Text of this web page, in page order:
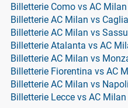
Billetterie Como vs AC Milan
Billetterie AC Milan vs
Billetterie AC Milan vs
Billetterie Atalanta vs AC
Billetterie AC Milan vs
Billetterie Fiorentina vs AC
Billetterie AC Milan vs Napoli
Billetterie Lecce vs AC Milan